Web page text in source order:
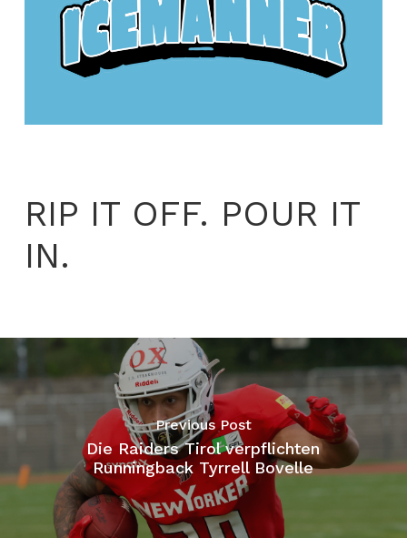
RIP IT OFF. POUR IT
IN.
Previous Post
Die Raiders Tirol verpflichten
Runningback Tyrrell Bovelle